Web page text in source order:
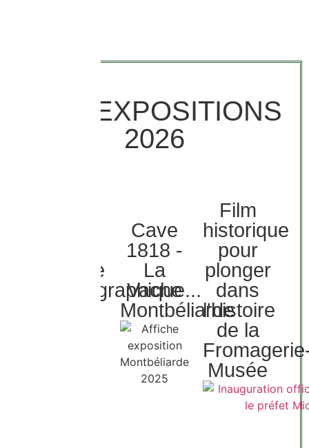
NOS EXPOSITIONS
2026
Espace
Muséographique...
Cave
1818 -
La
Vache
Montbéliarde
Film
historique
pour
plonger
dans
l'histoire
de la
Musée